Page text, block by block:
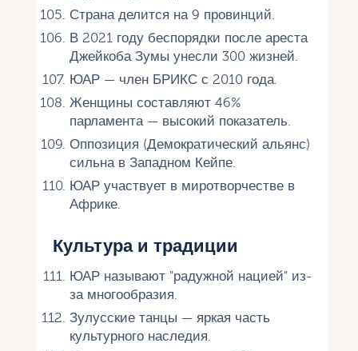
Страна делится на 9 провинций.
В 2021 году беспорядки после ареста
Джейкоба Зумы унесли 300 жизней.
ЮАР — член БРИКС с 2010 года.
Женщины составляют 46%
парламента — высокий показатель.
Оппозиция (Демократический альянс)
сильна в Западном Кейпе.
ЮАР участвует в миротворчестве в
Африке.
Культура и традиции
ЮАР называют "радужной нацией" из-
за многообразия.
Зулусские танцы — яркая часть
культурного наследия.